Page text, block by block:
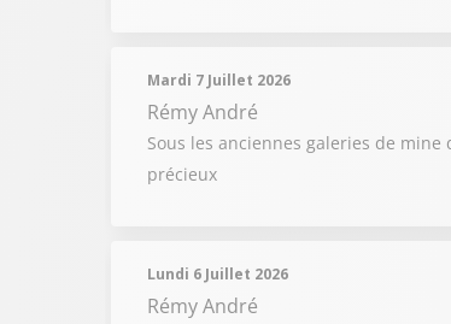
Mardi 7 Juillet 2026
Rémy André
Sous les anciennes galeries de
précieux
Lundi 6 Juillet 2026
Rémy André